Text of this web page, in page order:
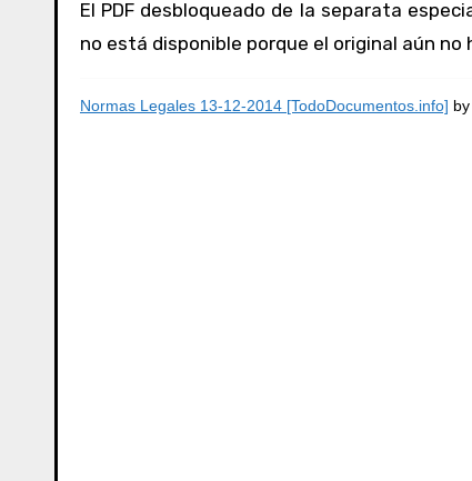
El PDF desbloqueado de la separata
no está disponible porque el original aún no
Normas Legales 13-12-2014 [TodoDocumentos.info] by